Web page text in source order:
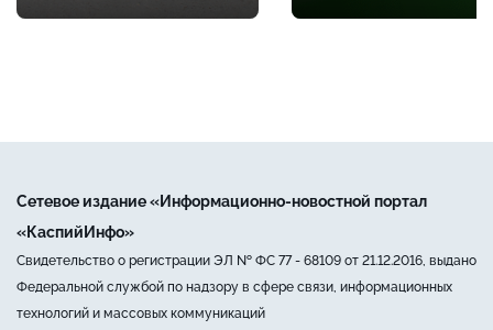
Сетевое издание «Информационно-новостной портал
«КаспийИнфо»
Свидетельство о регистрации ЭЛ № ФС 77 - 68109 от 21.12.2016, выдано
Федеральной службой по надзору в сфере связи, информационных
технологий и массовых коммуникаций